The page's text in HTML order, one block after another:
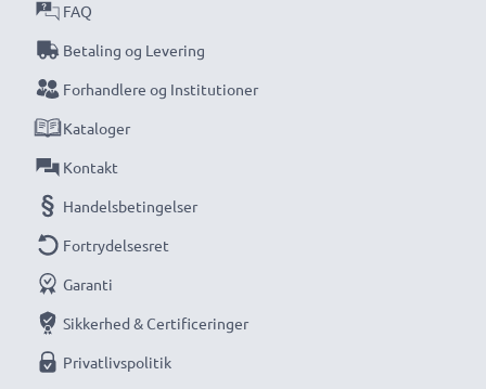
FAQ
Betaling og Levering
Forhandlere og Institutioner
Kataloger
Kontakt
Handelsbetingelser
Fortrydelsesret
Garanti
Sikkerhed & Certificeringer
Privatlivspolitik